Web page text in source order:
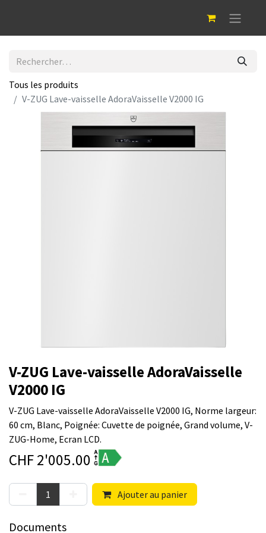
Tous les produits
V-ZUG Lave-vaisselle AdoraVaisselle V2000 IG
V-ZUG Lave-vaisselle AdoraVaisselle
V2000 IG
V-ZUG Lave-vaisselle AdoraVaisselle V2000 IG, Norme largeur:
60 cm, Blanc, Poignée: Cuvette de poignée, Grand volume, V-
ZUG-Home, Ecran LCD.
CHF2'005.00
Ajouter au panier
Documents